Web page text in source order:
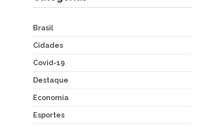
Brasil
Cidades
Covid-19
Destaque
Economia
Esportes